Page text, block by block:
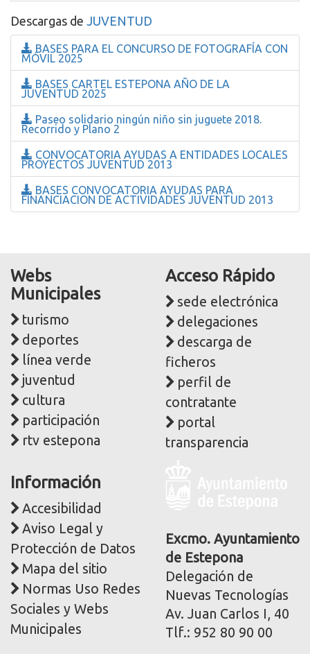
Descargas de JUVENTUD
BASES PARA EL CONCURSO DE FOTOGRAFÍA CON
MÓVIL 2025
BASES CARTEL ESTEPONA AÑO DE LA
JUVENTUD 2025
Paseo solidario ningún niño sin juguete 2018.
Recorrido y Plano 2
CONVOCATORIA AYUDAS A ENTIDADES LOCALES
PROYECTOS JUVENTUD 2013
BASES CONVOCATORIA AYUDAS PARA
FINANCIACION DE ACTIVIDADES JUVENTUD 2013
Webs
Municipales
turismo
deportes
línea verde
juventud
cultura
participación
rtv estepona
Acceso Rápido
sede electrónica
delegaciones
descarga de
ficheros
perfil de
contratante
portal
transparencia
Información
Accesibilidad
Aviso Legal y
Protección de Datos
Mapa del sitio
Normas Uso Redes
Sociales y Webs
Municipales
corporativa
Excmo. Ayuntamiento
de Estepona
Delegación de
Nuevas Tecnologías
Av. Juan Carlos I, 40
Tlf.: 952 80 90 00